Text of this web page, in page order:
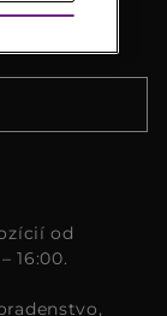
novinky a
od
16:00.